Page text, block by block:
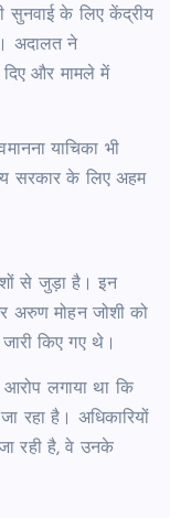
सुनवाई के लिए केंद्रीय
अदालत ने
दिए और मामले में
याचिका भी
सरकार के लिए अहम
से जुड़ा है। इन
अरुण मोहन जोशी को
किए गए थे।
आरोप लगाया था कि
रहा है। अधिकारियों
रही है, वे उनके